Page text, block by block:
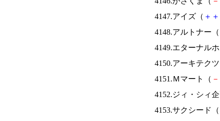
4147.アイズ（ ＋ ＋
4148.アルトナー（
4149.エターナル
4150.アーキテク
4151.Ｍマート（ －
4152.ジィ・シィ
4153.サクシード（